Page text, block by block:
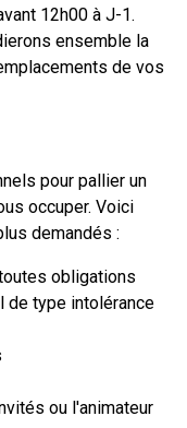
12h00 à J-1.
ensemble la
de vos
pour pallier un
occuper. Voici
demandés :
obligations
de type intolérance
ou l'animateur